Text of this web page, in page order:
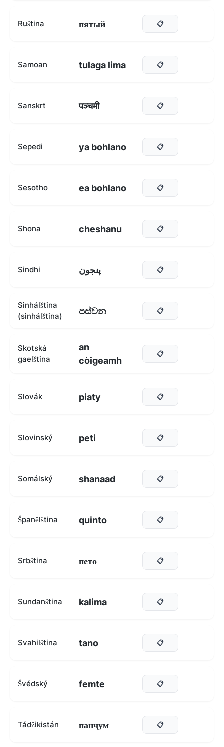
Ruština пятый 📋
Samoan tulaga lima 📋
Sanskrt पञ्चमी 📋
Sepedi ya bohlano 📋
Sesotho ea bohlano 📋
Shona cheshanu 📋
Sindhi پنجون 📋
Sinhálština
(sinhálština)
පස්වන 📋
Skotská
gaelština
an
còigeamh
📋
Slovák piaty 📋
Slovinský peti 📋
Somálský shanaad 📋
Španělština quinto 📋
Srbština пето 📋
Sundanština kalima 📋
Svahilština tano 📋
Švédský femte 📋
Tádžikistán панҷум 📋